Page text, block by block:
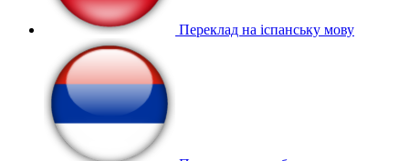
Переклад на іспанську мову